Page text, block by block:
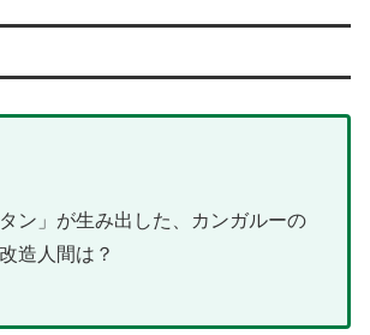
タン」が生み出した、カンガルーの
造人間は？